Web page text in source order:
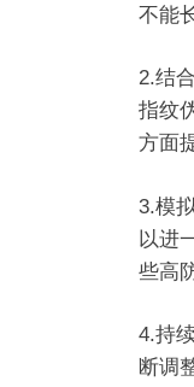
不能
2.结
指纹
方面
3.模
以进
些高
4.持
断调